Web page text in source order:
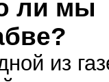
ли мы
из